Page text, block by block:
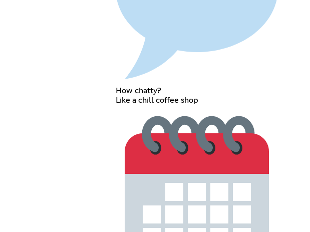
How chatty?
Like a chill coffee shop